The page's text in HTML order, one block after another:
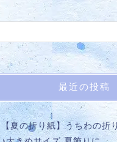
最近の投稿
【夏の折り紙】うちわの折